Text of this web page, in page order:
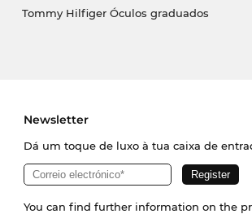
Tommy Hilfiger Óculos graduados
Newsletter
Dá um toque de luxo à tua caixa de
You can find further information on the